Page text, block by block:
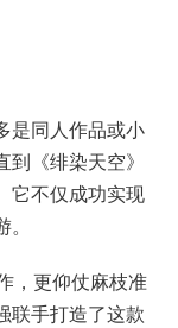
是同人作品或小
《绯染天空》
它不仅成功实现
，更仰仗麻枝准
联手打造了这款